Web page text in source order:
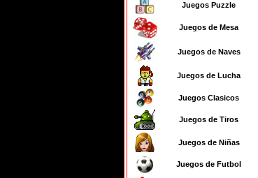
Juegos Puzzle
Juegos de Mesa
Juegos de Naves
Juegos de Lucha
Juegos Clasicos
Juegos de Tiros
Juegos de Niñas
Juegos de Futbol